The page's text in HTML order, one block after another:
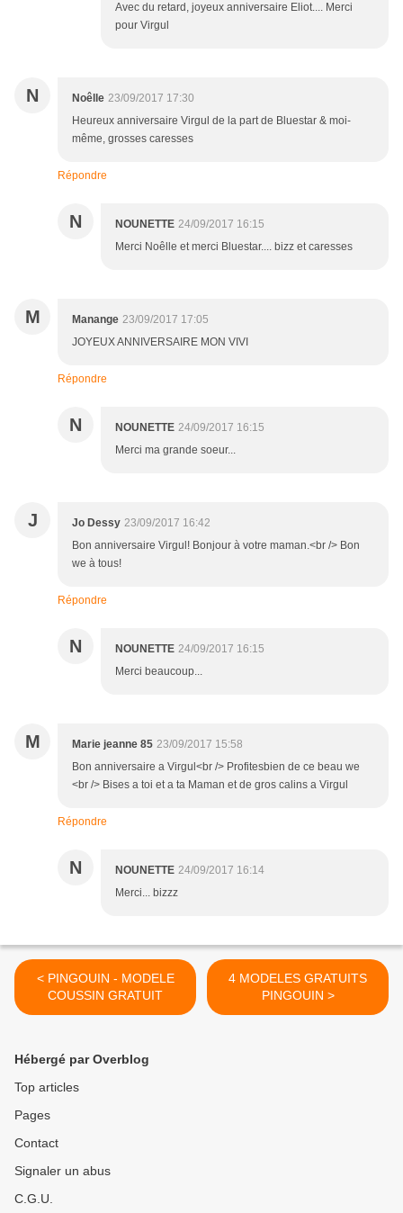
Avec du retard, joyeux anniversaire Eliot.... Merci
pour Virgul
N Noêlle 23/09/2017 17:30
Heureux anniversaire Virgul de la part de Bluestar & moi-
même, grosses caresses
Répondre
N NOUNETTE 24/09/2017 16:15
Merci Noêlle et merci Bluestar.... bizz et caresses
M Manange 23/09/2017 17:05
JOYEUX ANNIVERSAIRE MON VIVI
Répondre
N NOUNETTE 24/09/2017 16:15
Merci ma grande soeur...
J Jo Dessy 23/09/2017 16:42
Bon anniversaire Virgul! Bonjour à votre maman.<br /> Bon
we à tous!
Répondre
N NOUNETTE 24/09/2017 16:15
Merci beaucoup...
M Marie jeanne 85 23/09/2017 15:58
Bon anniversaire a Virgul<br /> Profitesbien de ce beau we
<br /> Bises a toi et a ta Maman et de gros calins a Virgul
Répondre
N NOUNETTE 24/09/2017 16:14
Merci... bizzz
< PINGOUIN - MODELE
COUSSIN GRATUIT
4 MODELES GRATUITS
PINGOUIN >
Hébergé par Overblog
Top articles
Pages
Contact
Signaler un abus
C.G.U.